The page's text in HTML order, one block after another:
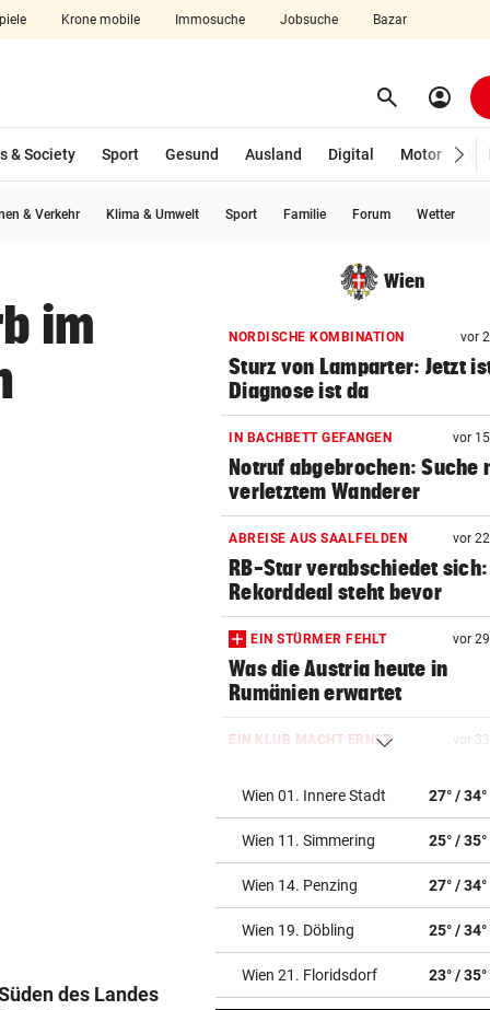
Krone mobile Immosuche Jobsuche Bazar
aufklappen search Suchen
account_circle
& Society Sport Gesund Ausland Digital Motor
& Verkehr Klima & Umwelt Sport Familie Forum Wetter
im
des Landes
Wien
NORDISCHE KOMBINATION vor
Sturz von Lamparter: Jetzt
Diagnose ist da
IN BACHBETT GEFANGEN vor
Notruf abgebrochen: Suche
verletztem Wanderer
ABREISE AUS SAALFELDEN vor
RB-Star verabschiedet sich:
Rekorddeal steht bevor
EIN STÜRMER FEHLT vor
Was die Austria heute in
Rumänien erwartet
EIN KLUB MACHT ERNST vor
zum Knackpunkt?
NÄCHSTE ABHÖR-AFFÄRE: vor
SPÖ und ÖVP wollen die
Lederer aussitzen
OSV-DUO IN PARIS vor
Knoll und Lotfi ziehen vom
ins EM-Finale ein
Wien 01. Innere Stadt 27° / 34°
Wien 11. Simmering 25° / 35°
Wien 14. Penzing 27° / 34°
Wien 19. Döbling 25° / 34°
Wien 21. Floridsdorf 23° / 35°